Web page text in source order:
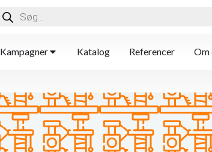
Kampagner Katalog Referencer Om